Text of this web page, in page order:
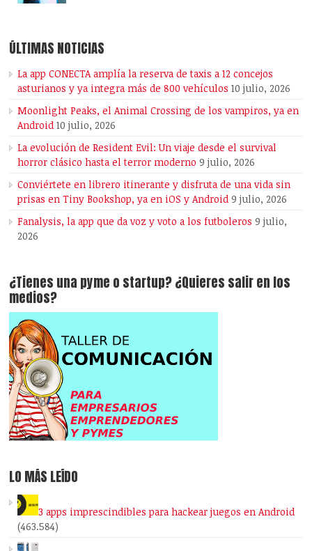
ÚLTIMAS NOTICIAS
La app CONECTA amplía la reserva de taxis a 12 concejos
asturianos y ya integra más de 800 vehículos 10 julio, 2026
Moonlight Peaks, el Animal Crossing de los vampiros, ya en
Android 10 julio, 2026
La evolución de Resident Evil: Un viaje desde el survival
horror clásico hasta el terror moderno 9 julio, 2026
Conviértete en librero itinerante y disfruta de una vida sin
prisas en Tiny Bookshop, ya en iOS y Android 9 julio, 2026
Fanalysis, la app que da voz y voto a los futboleros 9 julio,
2026
¿Tienes una pyme o startup? ¿Quieres salir en los
medios?
LO MÁS LEÍDO
3 apps imprescindibles para hackear juegos en Android
(463.584)